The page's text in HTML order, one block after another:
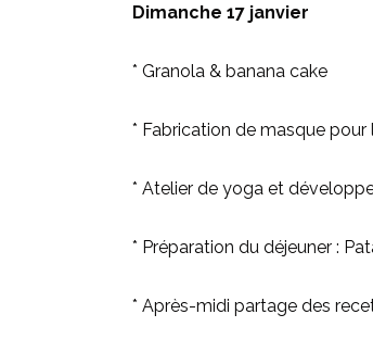
Dimanche 17 janvier
* Granola & banana cake
* Fabrication de masque
* Atelier de yoga et
* Préparation du déjeuner :
* Après-midi partage des